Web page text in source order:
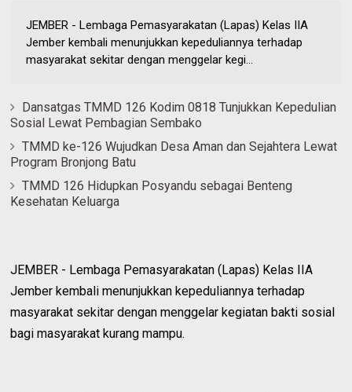
JEMBER - Lembaga Pemasyarakatan (Lapas) Kelas IIA
Jember kembali menunjukkan kepeduliannya terhadap
masyarakat sekitar dengan menggelar kegi...
Dansatgas TMMD 126 Kodim 0818 Tunjukkan Kepedulian
Sosial Lewat Pembagian Sembako
TMMD ke-126 Wujudkan Desa Aman dan Sejahtera Lewat
Program Bronjong Batu
TMMD 126 Hidupkan Posyandu sebagai Benteng
Kesehatan Keluarga
JEMBER - Lembaga Pemasyarakatan (Lapas) Kelas IIA
Jember kembali menunjukkan kepeduliannya terhadap
masyarakat sekitar dengan menggelar kegiatan bakti sosial
bagi masyarakat kurang mampu.